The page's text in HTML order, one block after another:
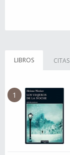
LIBROS CITAS
1